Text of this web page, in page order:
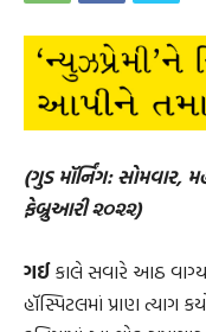
(ગુડ મૉર્નિંગ: સોમવાર,
ફેબ્રુઆરી ૨૦૨૨)
ગઈકાલે સવારે આઠ
હૉસ્પિટલમાં પ્રાણ ત્યાગ